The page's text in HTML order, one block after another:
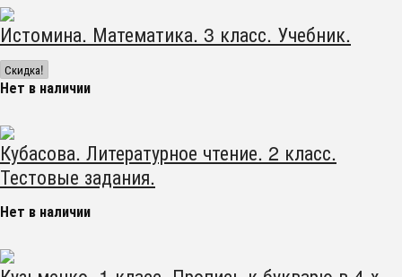
Истомина. Математика. 3 класс. Учебник.
Скидка!
Нет в наличии
Кубасова. Литературное чтение. 2 класс.
Тестовые задания.
Нет в наличии